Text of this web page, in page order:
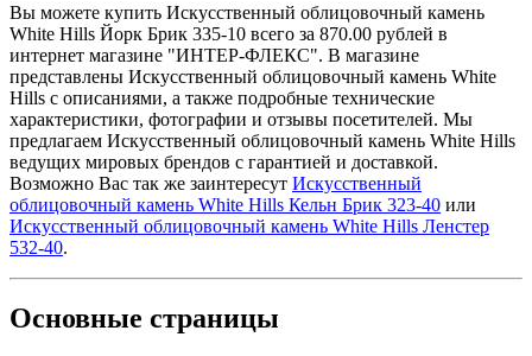
Вы можете купить Искусственный облицовочный камень
White Hills Йорк Брик 335-10 всего за 870.00 рублей в
интернет магазине "ИНТЕР-ФЛЕКС". В магазине
представлены Искусственный облицовочный камень White
Hills с описаниями, а также подробные технические
характеристики, фотографии и отзывы посетителей. Мы
предлагаем Искусственный облицовочный камень White Hills
ведущих мировых брендов с гарантией и доставкой.
Возможно Вас так же заинтересут Искусственный
облицовочный камень White Hills Кельн Брик 323-40 или
Искусственный облицовочный камень White Hills Ленстер
532-40.
Основные страницы